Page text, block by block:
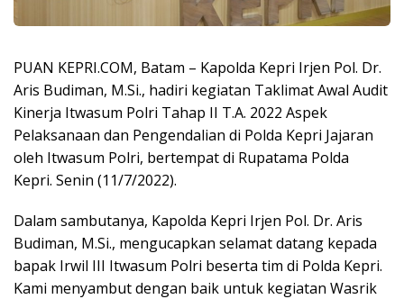
PUAN KEPRI.COM, Batam – Kapolda Kepri Irjen Pol. Dr.
Aris Budiman, M.Si., hadiri kegiatan Taklimat Awal Audit
Kinerja Itwasum Polri Tahap II T.A. 2022 Aspek
Pelaksanaan dan Pengendalian di Polda Kepri Jajaran
oleh Itwasum Polri, bertempat di Rupatama Polda
Kepri. Senin (11/7/2022).
Dalam sambutanya, Kapolda Kepri Irjen Pol. Dr. Aris
Budiman, M.Si., mengucapkan selamat datang kepada
bapak Irwil III Itwasum Polri beserta tim di Polda Kepri.
Kami menyambut dengan baik untuk kegiatan Wasrik